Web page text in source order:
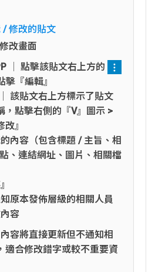
/ 修改的貼文
改畫面
│ 點擊該貼文右上方的
擊『編輯』
該貼文右上方標示了貼文
，點擊右側的『V』圖示 >
』
內容（包含標題 / 主旨、相
、連結網址、圖片、相關檔
原本發佈層級的相關人員
容
容將直接更新但不通知相
適合修改錯字或較不重要資